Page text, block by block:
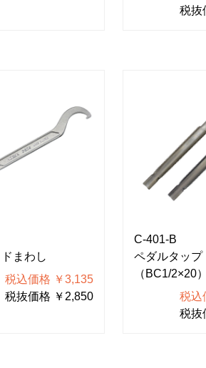
税抜
まわし
税込価格 ￥3,135
税抜価格 ￥2,850
C-401-B
ペダルタップ
（BC1/2×20）
税込
税抜